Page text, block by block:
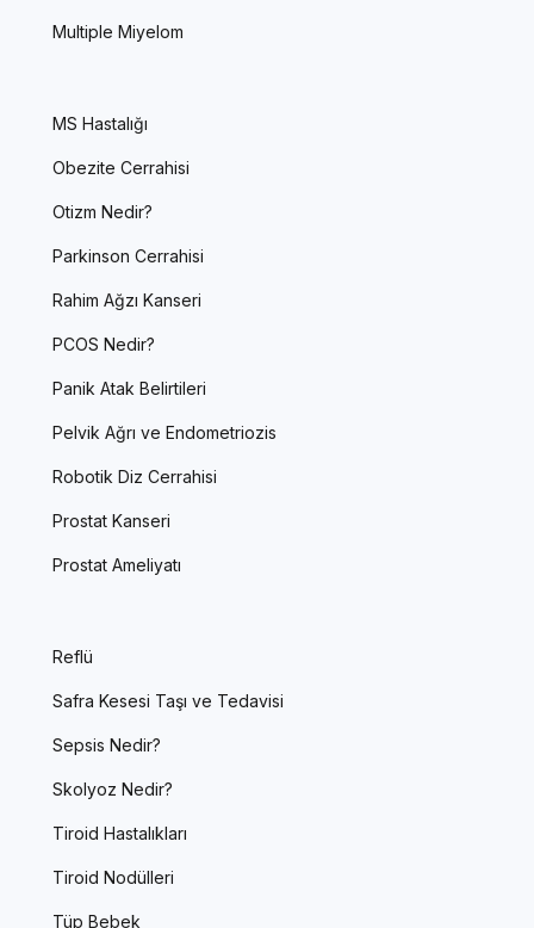
Multiple Miyelom
MS Hastalığı
Obezite Cerrahisi
Otizm Nedir?
Parkinson Cerrahisi
Rahim Ağzı Kanseri
PCOS Nedir?
Panik Atak Belirtileri
Pelvik Ağrı ve Endometriozis
Robotik Diz Cerrahisi
Prostat Kanseri
Prostat Ameliyatı
Reflü
Safra Kesesi Taşı ve Tedavisi
Sepsis Nedir?
Skolyoz Nedir?
Tiroid Hastalıkları
Tiroid Nodülleri
Tüp Bebek